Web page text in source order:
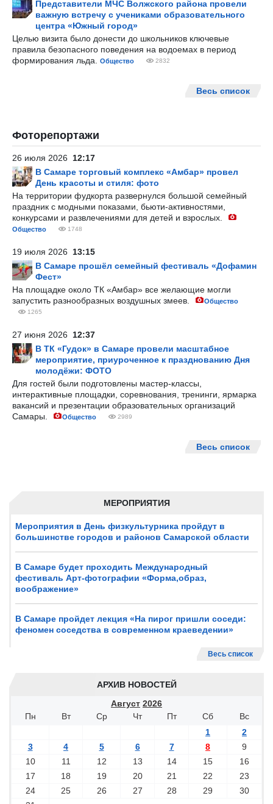
МЕРОПРИЯТИЯ
Мероприятия в День физкультурника пройдут в
большинстве городов и районов Самарской области
В Самаре будет проходить Международный
фестиваль Арт-фотографии «Форма,образ,
воображение»
В Самаре пройдет лекция «На пирог пришли соседи:
феномен соседства в современном краеведении»
Весь список
АРХИВ НОВОСТЕЙ
Август 2026
Пн
Вт Ср Чт Пт Сб
Вс
1
2
3
4 5 6 7 8
9
10
11 12 13 14 15
16
17
18 19 20 21 22
23
24
25 26 27 28 29
30
Представители МЧС Волжского района провели
важную встречу с учениками образовательного
центра «Южный город»
Целью визита было донести до школьников ключевые
правила безопасного поведения на водоемах в период
формирования льда.
Общество 2832
Весь список
Фоторепортажи
26 июля 2026 12:17
В Самаре торговый комплекс «Амбар» провел
День красоты и стиля: фото
На территории фудкорта развернулся большой семейный
праздник с модными показами, бьюти-активностями,
конкурсами и развлечениями для детей и взрослых.
Общество 1748
19 июля 2026 13:15
В Самаре прошёл семейный фестиваль «Дофамин
Фест»
На площадке около ТК «Амбар» все желающие могли
запустить разнообразных воздушных змеев.
Общество
1265
27 июня 2026 12:37
В ТК «Гудок» в Самаре провели масштабное
мероприятие, приуроченное к празднованию Дня
молодёжи: ФОТО
Для гостей были подготовлены мастер-классы,
интерактивные площадки, соревнования, тренинги, ярмарка
вакансий и презентации образовательных организаций
Самары.
Общество 2989
Весь список